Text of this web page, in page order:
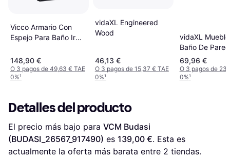
Vicco Armario Con
Espejo Para Baño Irma
148,90 €
O 3 pagos de 49,63 € TAE
0%¹
vidaXL Engineered
Wood
46,13 €
O 3 pagos de 15,37 € TAE
0%¹
vidaXL
Baño De
Espejo Roble
60x21x60 Cm
69,96 €
O 3 pagos de
0%¹
Detalles del producto
El precio más bajo para VCM Budasi
(BUDASI_26567_917490) es 139,00 €. Esta es
actualmente la oferta más barata entre 2 tiendas.